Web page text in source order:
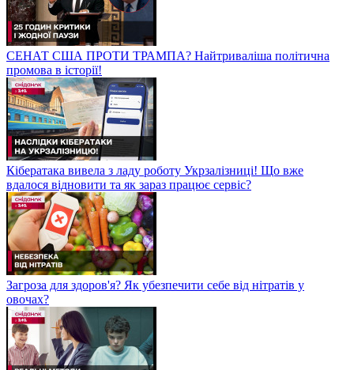
СЕНАТ США ПРОТИ ТРАМПА? Найтриваліша політична
промова в історії!
Кібератака вивела з ладу роботу Укрзалізниці! Що вже
вдалося відновити та як зараз працює сервіс?
Загроза для здоров'я? Як убезпечити себе від нітратів у
овочах?